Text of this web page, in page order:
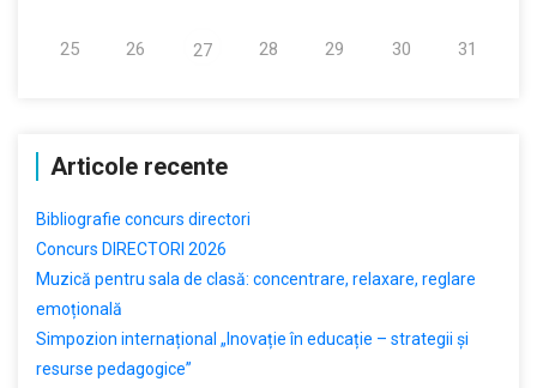
25 26 27 28 29 30 31
Articole recente
Bibliografie concurs directori
Concurs DIRECTORI 2026
Muzică pentru sala de clasă: concentrare, relaxare, reglare
emoțională
Simpozion internațional „Inovație în educație – strategii și
resurse pedagogice”